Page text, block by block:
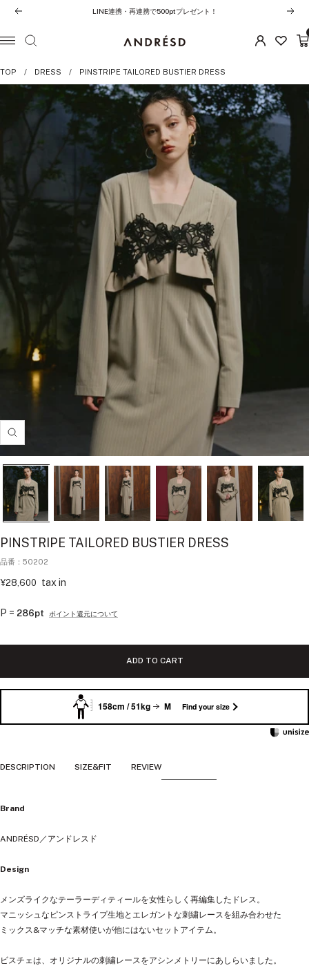
テ
ツ
前
LINE連携・再連携で500ptプレゼント！
次
ナ
ゲ
ANDRESD
TOP DRESS PINSTRIPE TAILORED BUSTIER DRESS
拡
大
す
る
PINSTRIPE TAILORED BUSTIER DRESS
品番：50202
セ
ル
格
¥28,600 tax in
P = 286pt ポイント還元について
ADD TO CART
158cm / 51kg M Find your size
DESCRIPTION SIZE&FIT REVIEW
Brand
ANDRÉSD／アンドレスド
Design
メンズライクなテーラーディティールを女性らしく再編集したドレス。
マニッシュなピンストライプ生地とエレガントな刺繍レースを組み合わせた
ミックス&マッチな素材使いが他にはないセットアイテム。
ビスチェは、オリジナルの刺繍レースをアシンメトリーにあしらいました。